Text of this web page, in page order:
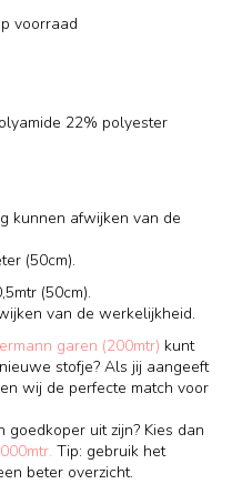
voorraad
22% polyester
kunnen afwijken van de
(50cm).
(50cm).
van de werkelijkheid.
garen (200mtr) kunt
stofje? Als jij aangeeft
wij de perfecte match voor
uit zijn? Kies dan
Tip: gebruik het
beter overzicht.